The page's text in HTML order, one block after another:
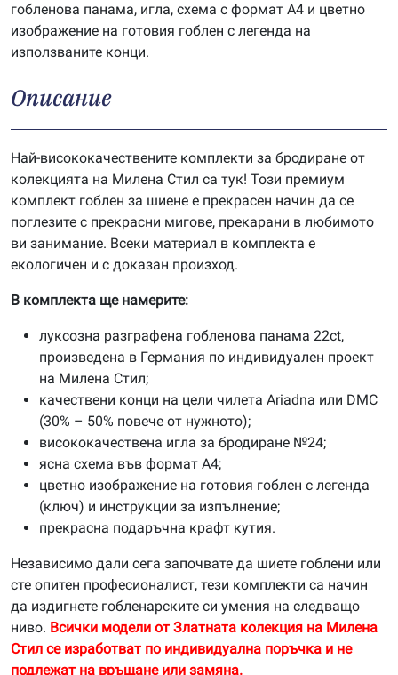
гобленова панама, игла, схема с формат А4 и цветно
изображение на готовия гоблен с легенда на
използваните конци.
Описание
Най-висококачествените комплекти за бродиране от
колекцията на Милена Стил са тук! Този премиум
комплект гоблен за шиене е прекрасен начин да се
поглезите с прекрасни мигове, прекарани в любимото
ви занимание. Всеки материал в комплекта е
екологичен и с доказан произход.
В комплекта ще намерите:
луксозна разграфена гобленова панама 22ct,
произведена в Германия по индивидуален проект
на Милена Стил;
качествени конци на цели чилета Ariadna или DMC
(30% – 50% повече от нужното);
висококачествена игла за бродиране №24;
ясна схема във формат А4;
цветно изображение на готовия гоблен с легенда
(ключ) и инструкции за изпълнение;
прекрасна подаръчна крафт кутия.
Независимо дали сега започвате да шиете гоблени или
сте опитен професионалист, тези комплекти са начин
да издигнете гобленарските си умения на следващо
ниво. Всички модели от Златната колекция на Милена
Стил се изработват по индивидуална поръчка и не
подлежат на връщане или замяна.